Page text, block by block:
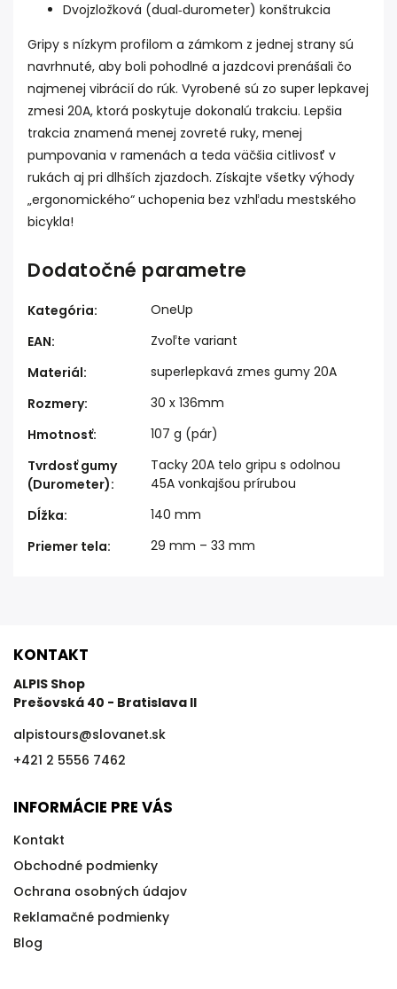
Dvojzložková (dual‑durometer) konštrukcia
Gripy s nízkym profilom a zámkom z jednej strany sú
navrhnuté, aby boli pohodlné a jazdcovi prenášali čo
najmenej vibrácií do rúk. Vyrobené sú zo super lepkavej
zmesi 20A, ktorá poskytuje dokonalú trakciu. Lepšia
trakcia znamená menej zovreté ruky, menej
pumpovania v ramenách a teda väčšia citlivosť v
rukách aj pri dlhších zjazdoch. Získajte všetky výhody
„ergonomického“ uchopenia bez vzhľadu mestského
bicykla!
Dodatočné parametre
Kategória:
OneUp
EAN:
Zvoľte variant
Materiál:
superlepkavá zmes gumy 20A
Rozmery:
30 x 136mm
Hmotnosť:
107 g (pár)
Tvrdosť gumy
(Durometer):
Tacky 20A telo gripu s odolnou
45A vonkajšou prírubou
Dĺžka:
140 mm
Priemer tela: 29 mm – 33 mm
KONTAKT
ALPIS Shop
Prešovská 40 - Bratislava II
alpistours@slovanet.sk
+421 2 5556 7462
INFORMÁCIE PRE VÁS
Kontakt
Obchodné podmienky
Ochrana osobných údajov
Reklamačné podmienky
Blog